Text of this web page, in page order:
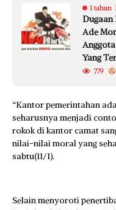
1 tahun
Dugaan
Ade
Yang
779
“Kantor pemerintahan
seharusnya menjadi
rokok di kantor camat
nilai-nilai moral yang
sabtu(11/1).
Selain menyoroti